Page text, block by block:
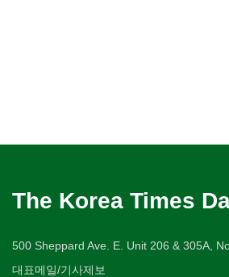
The Korea Times
500 Sheppard Ave. E. Unit 206 & 305A,
대표메일/기사제보